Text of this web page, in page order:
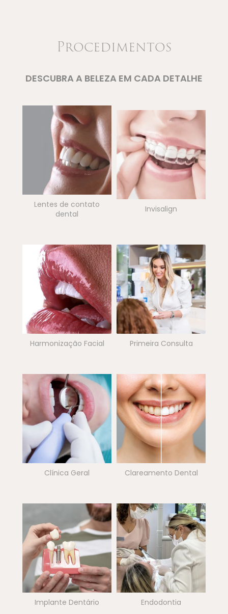
Procedimentos
DESCUBRA A BELEZA EM CADA DETALHE
Lentes de contato
dental
Invisalign
Harmonização Facial Primeira Consulta
Clínica Geral Clareamento Dental
Implante Dentário Endodontia